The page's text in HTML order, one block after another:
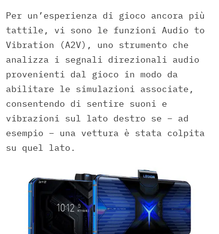
Per un’esperienza di gioco ancora più
tattile, vi sono le funzioni Audio to
Vibration (A2V), uno strumento che
analizza i segnali direzionali audio
provenienti dal gioco in modo da
abilitare le simulazioni associate,
consentendo di sentire suoni e
vibrazioni sul lato destro se – ad
esempio – una vettura è stata colpita
su quel lato.